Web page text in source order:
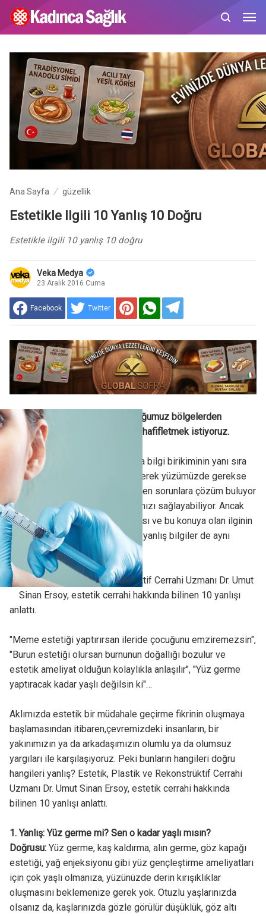
Ana Sayfa güzellik
Estetikle Ilgili 10 Yanlış 10 Doğru
Estetikle ilgili 10 yanlış 10 doğru
Veka Medya
23 Aralık 2016 Cuma
Facebook Twitter
Hemen hepimiz kusurlu bulduğumuz bölgelerden
kurtulmak veya yılların izlerini hafifletmek istiyoruz.
Günümüzün estetik dünyası da bilgi birikiminin yanı sıra
gelişen teknikler sayesinde gerek yüzümüzde gerekse
vücudumuzda bizi rahatsız eden sorunlara çözüm buluyor
ve aynalarla yeniden barışmamızı sağlayabiliyor. Ancak
estetik ameliyatların sıklaşması ve bu konuya olan ilginin
artışıyla birliktetoplumda bazı yanlış bilgiler de aynı
oranda artarak yaygınlaşıyor.
Estetik, Plastik ve Rekonstrüktif Cerrahi Uzmanı Dr. Umut
Sinan Ersoy, estetik cerrahi hakkında bilinen 10 yanlışı
anlattı.
"Meme estetiği yaptırırsan ileride çocuğunu emziremezsin",
"Burun estetiği olursan burnunun doğallığı bozulur ve
estetik ameliyat olduğun kolaylıkla anlaşılır", "Yüz germe
yaptıracak kadar yaşlı değilsin ki"…
Aklımızda estetik bir müdahale geçirme fikrinin oluşmaya
başlamasından itibaren,çevremizdeki insanların, bir
yakınımızın ya da arkadaşımızın olumlu ya da olumsuz
yargıları ile karşılaşıyoruz. Peki bunların hangileri doğru
hangileri yanlış? Estetik, Plastik ve Rekonstrüktif Cerrahi
Uzmanı Dr. Umut Sinan Ersoy, estetik cerrahi hakkında
bilinen 10 yanlışı anlattı.
1. Yanlış: Yüz germe mi? Sen o kadar yaşlı mısın?
Doğrusu: Yüz germe, kaş kaldırma, alın germe, göz kapağı
estetiği, yağ enjeksiyonu gibi yüz gençleştirme ameliyatları
için çok yaşlı olmanıza, yüzünüzde derin kırışıklıklar
oluşmasını beklemenize gerek yok. Otuzlu yaşlarınızda
olsanız da, kaşlarınızda gözle görülür düşüklük, göz altı